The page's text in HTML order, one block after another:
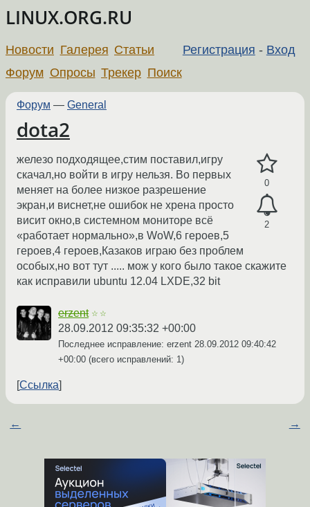
LINUX.ORG.RU
Регистрация - Вход
Новости Галерея Статьи
Форум Опросы Трекер Поиск
Форум — General
dota2
0
2
железо подходящее,стим поставил,игру
скачал,но войти в игру нельзя. Во первых
меняет на более низкое разрешение
экран,и виснет,не ошибок не хрена просто
висит окно,в системном мониторе всё
«работает нормально»,в WoW,6 героев,5
героев,4 героев,Казаков играю без проблем
особых,но вот тут ..... мож у кого было такое скажите
как исправили ubuntu 12.04 LXDE,32 bit
erzent ☆☆
28.09.2012 09:35:32 +00:00
Последнее исправление: erzent 28.09.2012 09:40:42
+00:00 (всего исправлений: 1)
Ссылка
← →